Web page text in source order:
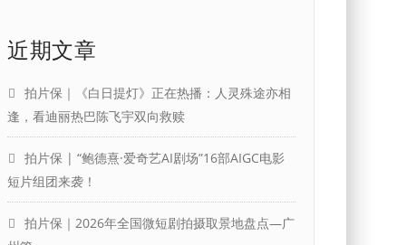
近期文章
拍片保｜《白日提灯》正在热播：人灵殊途亦相
逢，看迪丽热巴陈飞宇双向救赎
拍片保 | “鲍德熹·爱奇艺AI剧场”16部AIGC电影
短片组团来袭！
拍片保｜2026年全国微短剧拍摄取景地盘点—广